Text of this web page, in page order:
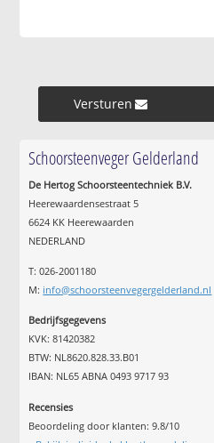
Versturen »
Schoorsteenveger Gelderland
De Hertog Schoorsteentechniek B.V.
Heerewaardensestraat 5
6624 KK Heerewaarden
NEDERLAND
T: 026-2001180
M: info@schoorsteenvegergelderland.nl
Bedrijfsgegevens
KVK: 81420382
BTW: NL8620.828.33.B01
IBAN: NL65 ABNA 0493 9717 93
Recensies
Beoordeling door klanten:9.8/10